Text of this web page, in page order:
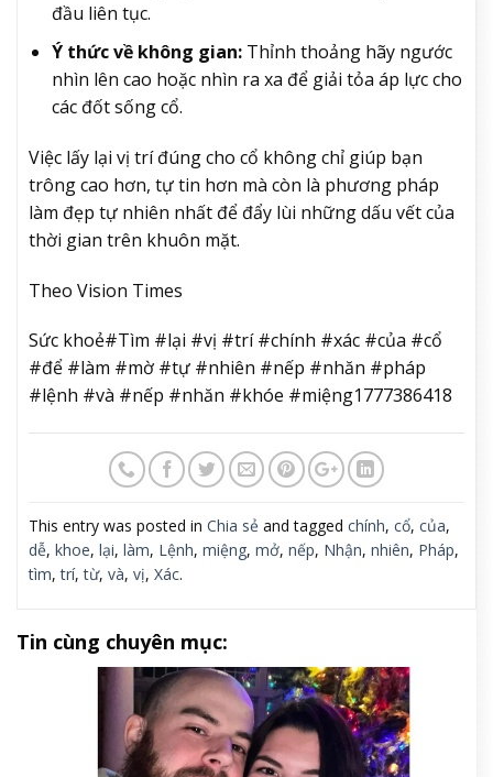
đầu liên tục.
Ý thức về không gian:Thỉnh thoảng hãy ngước
nhìn lên cao hoặc nhìn ra xa để giải tỏa áp lực cho
các đốt sống cổ.
Việc lấy lại vị trí đúng cho cổ không chỉ giúp bạn
trông cao hơn, tự tin hơn mà còn là phương pháp
làm đẹp tự nhiên nhất để đẩy lùi những dấu vết của
thời gian trên khuôn mặt.
Theo Vision Times
Sức khoẻ#Tìm #lại #vị #trí #chính #xác #của #cổ
#để #làm #mờ #tự #nhiên #nếp #nhăn #pháp
#lệnh #và #nếp #nhăn #khóe #miệng1777386418
This entry was posted in Chia sẻ and tagged chính, cổ, của,
dễ, khoe, lại, làm, Lệnh, miệng, mở, nếp, Nhận, nhiên, Pháp,
tìm,trí,từ, và, vị, Xác.
Tin cùng chuyên mục: